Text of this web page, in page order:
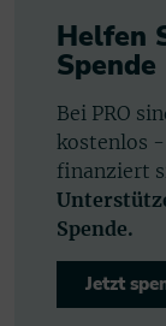
Helfen
Spende
Bei PRO
kostenlos -
finanziert
Spende.
Jetzt